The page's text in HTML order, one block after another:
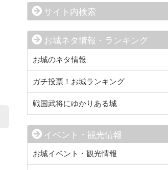
サイト内検索
お城ネタ情報・ランキング
お城のネタ情報
ガチ投票！お城ランキング
戦国武将にゆかりある城
イベント・観光情報
お城イベント・観光情報